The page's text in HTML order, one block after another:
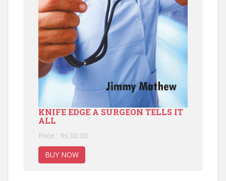
KNIFE EDGE A SURGEON TELLS IT
ALL
Price : Rs 00.00
BUY NOW